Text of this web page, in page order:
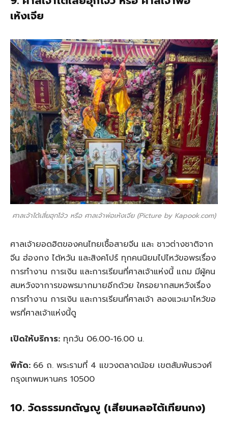
เห้งเจีย
ศาลเจ้าไต้เสี่ยฮุกโจ้ว หรือ ศาลเจ้าพ่อเห้งเจีย (Picture by Kapook.com)
ศาลเจ้ายอดฮิตของคนไทยเชื้อสายจีน และ ชาวต่างชาติจาก
จีน ฮ่องกง ไต้หวัน และสิงคโปร์ ทุกคนนิยมไปไหว้ขอพรเรื่อง
การทำงาน การเงิน และการเรียนที่ศาลเจ้าแห่งนี้ แถม มีผู้คน
สมหวังจาการขอพรมากมายอีกด้วย ใครอยากสมหวังเรื่อง
การทำงาน การเงิน และการเรียนที่ศาลเจ้า ลองแวะมาไหว้ขอ
พรที่ศาลเจ้าแห่งนี้ดู
เปิดให้บริการ: ทุกวัน 06.00-16.00 น.
พิกัด: 66 ถ. พระรามที่ 4 แขวงตลาดน้อย เขตสัมพันธวงศ์
กรุงเทพมหานคร 10500
10. วัดธรรมกตัญญู (เสียนหลอไต้เทียนกง)